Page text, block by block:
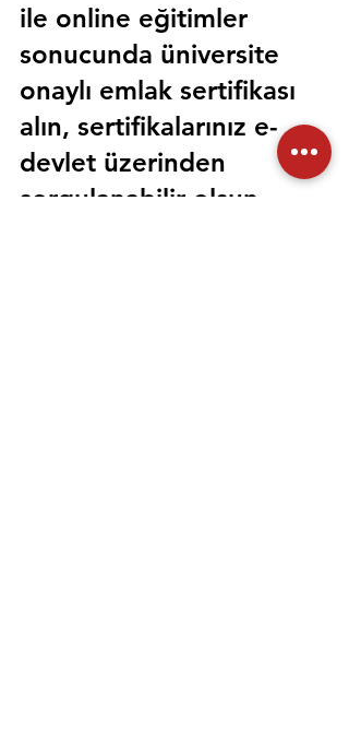
ile online eğitimler
sonucunda üniversite
onaylı emlak sertifikası
alın, sertifikalarınız e-
devlet üzerinden
sorgulanabilir olsun.